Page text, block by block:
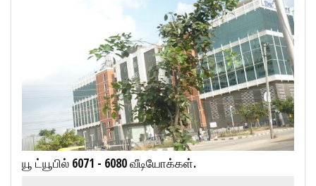
யூ ட்யூபில் 6071 - 6080 வீடியோக்கள்.